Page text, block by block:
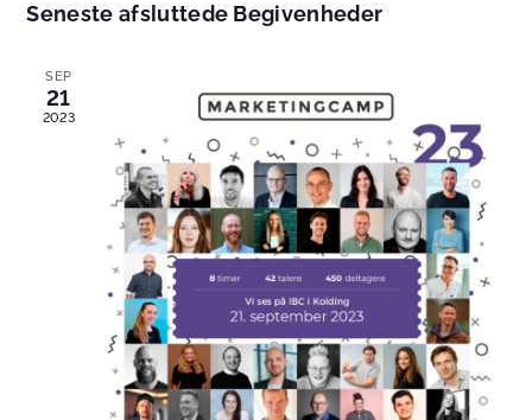
dato.
Seneste afsluttede Begivenheder
SEP
21
2023